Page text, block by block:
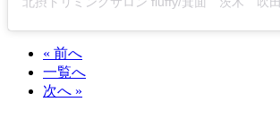
« 前へ
一覧へ
次へ »